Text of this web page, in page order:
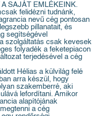
SAJÁT EMLÉKEINK.
felidézni tudnánk,
nevű cég pontosan
pillanatait, és
segítségével
szolgáltatás csak kevesek
folyadék a feketepiacon
terjedésével a cég
Hélias a külvilág felé
arra készül, hogy
szakemberré, aki
lefordítani. Amikor
alapítójának
a cég